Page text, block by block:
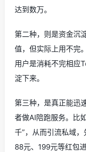
达到数万。
第二种，则是资金沉
值，但实际上用不完
用户是消耗不完相应
淀下来。
第三种，是真正能迅
者做AI陪跑服务。比
千”，从而引流私域
88元、199元等红包